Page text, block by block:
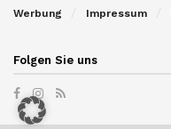
Werbung Impressum
Folgen Sie uns